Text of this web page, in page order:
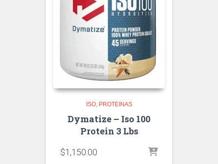
ISO PROTEINAS
Dymatize – Iso 100
Protein 3 Lbs
$1,150.00